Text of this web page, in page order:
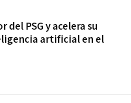
del PSG y acelera su
artificial en el